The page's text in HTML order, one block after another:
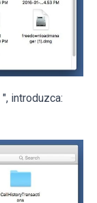
", introduzca: